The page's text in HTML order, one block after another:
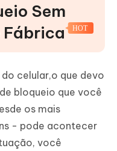
Sem
Fábrica
HOT
celular,o que devo
bloqueio que você
os mais
- pode acontecer
você